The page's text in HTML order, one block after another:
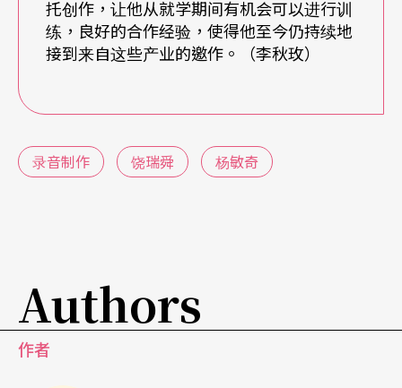
程组，便是依据以上的教育方向，将课程逐步规划
为音乐性与技术性并重的两大主干：其中音乐性相
程外（如和声、对位、曲式、音乐史等），并针对
不同音乐类型，增设爵士、电影音乐、流行编曲等
相关课程；技术性相关课程，则除了基础的数学、
其他学生相互支援的一大优势。经由这套教育计
划，期许让初次踏入音乐工程组的学生，开始为他
托创作，让他从就学期间有机会可以进行训
练，良好的合作经验，使得他至今仍持续地
接到来自这些产业的邀作。（李秋玫）
录音制作 饶瑞舜 杨敏奇
Authors
作者